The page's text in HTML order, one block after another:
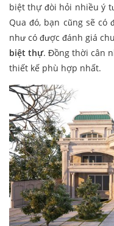
biệt thự đòi hỏi nhiều ý
Qua đó, bạn cũng sẽ
như có được đánh giá
biệt thự. Đồng thời cân
thiết kế phù hợp nhất.